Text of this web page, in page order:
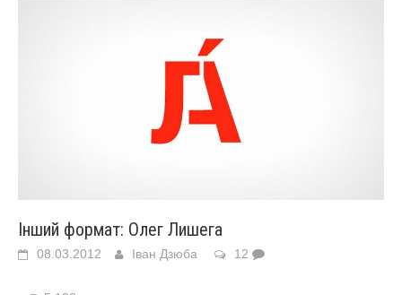
Інший формат: Олег Лишега
08.03.2012 Іван Дзюба 12